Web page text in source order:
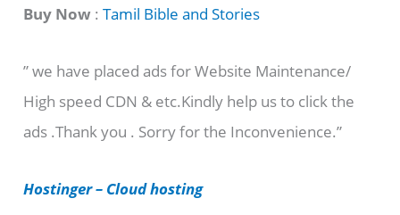
t
g
o
r
e
Buy Now :Tamil Bible and Stories
” we have placed ads for Website Maintenance/
High speed CDN & etc.Kindly help us to click the
ads .Thank you . Sorry for the Inconvenience.”
Hostinger – Cloud hosting